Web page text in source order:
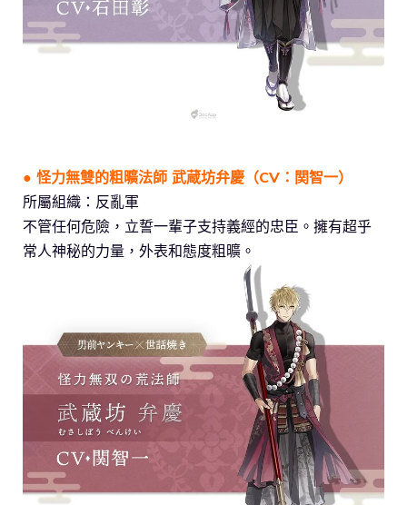
● 怪力無雙的粗曠法師 武蔵坊弁慶（CV：関智一）
所屬組織：反亂軍
不管任何危險，立誓一輩子支持義經的忠臣。擁有超乎
常人神秘的力量，外表和態度粗曠。